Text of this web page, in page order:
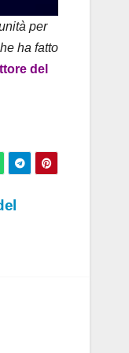
per
ha fatto
del